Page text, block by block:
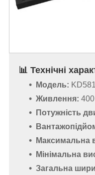
📊 Технічні
Модель:
Живлення:
Потужність
Максимальна
Мінімальна
Загальна